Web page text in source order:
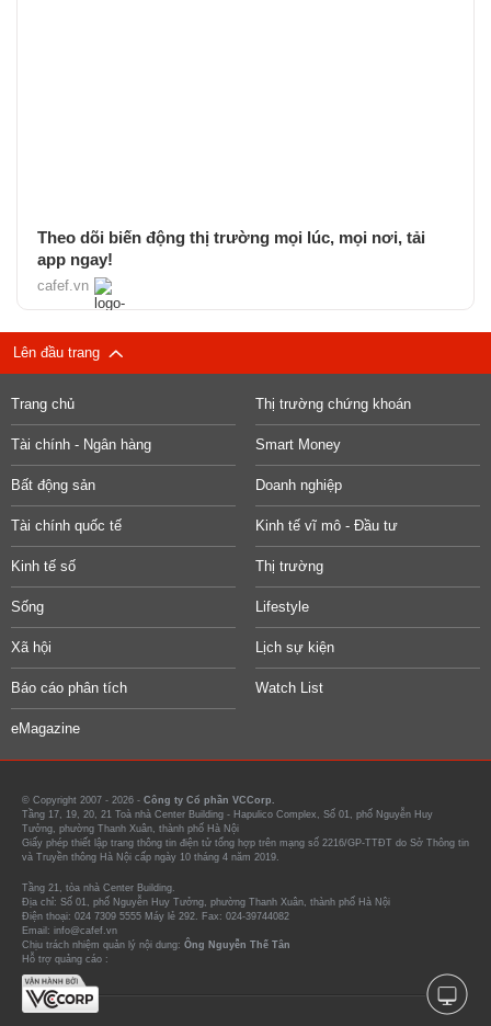
Theo dõi biến động thị trường mọi lúc, mọi nơi, tải
app ngay!
cafef.vn
Lên đầu trang
Trang chủ Thị trường chứng khoán
Tài chính - Ngân hàng Smart Money
Bất động sản Doanh nghiệp
Tài chính quốc tế Kinh tế vĩ mô - Đầu tư
Kinh tế số Thị trường
Sống Lifestyle
Xã hội Lịch sự kiện
Báo cáo phân tích Watch List
eMagazine
© Copyright 2007 - 2026 - Công ty Cổ phần VCCorp.
Tầng 17, 19, 20, 21 Toà nhà Center Building - Hapulico Complex, Số 01, phố Nguyễn Huy
Tưởng, phường Thanh Xuân, thành phố Hà Nội
Giấy phép thiết lập trang thông tin điện tử tổng hợp trên mạng số 2216/GP-TTĐT do Sở Thông tin
và Truyền thông Hà Nội cấp ngày 10 tháng 4 năm 2019.
Tầng 21, tòa nhà Center Building.
Địa chỉ: Số 01, phố Nguyễn Huy Tưởng, phường Thanh Xuân, thành phố Hà Nội
Điện thoại: 024 7309 5555 Máy lẻ 292. Fax: 024-39744082
Email: info@cafef.vn
Chịu trách nhiệm quản lý nội dung: Ông Nguyễn Thế Tân
Hỗ trợ quảng cáo :